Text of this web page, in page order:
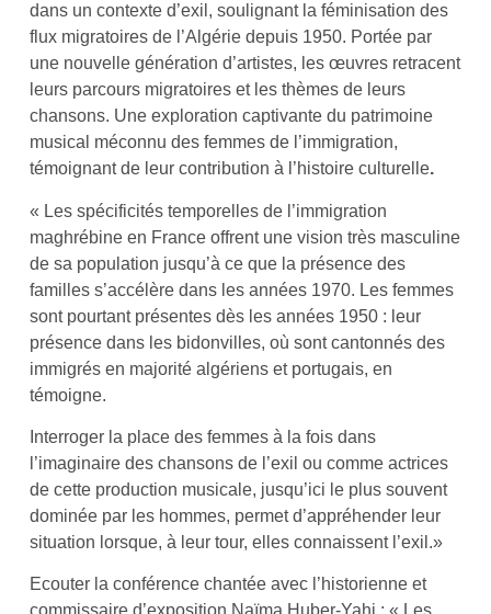
dans un contexte d’exil, soulignant la féminisation des
flux migratoires de l’Algérie depuis 1950. Portée par
une nouvelle génération d’artistes, les œuvres retracent
leurs parcours migratoires et les thèmes de leurs
chansons. Une exploration captivante du patrimoine
musical méconnu des femmes de l’immigration,
témoignant de leur contribution à l’histoire culturelle.
« Les spécificités temporelles de l’immigration
maghrébine en France offrent une vision très masculine
de sa population jusqu’à ce que la présence des
familles s’accélère dans les années 1970. Les femmes
sont pourtant présentes dès les années 1950 : leur
présence dans les bidonvilles, où sont cantonnés des
immigrés en majorité algériens et portugais, en
témoigne.
Interroger la place des femmes à la fois dans
l’imaginaire des chansons de l’exil ou comme actrices
de cette production musicale, jusqu’ici le plus souvent
dominée par les hommes, permet d’appréhender leur
situation lorsque, à leur tour, elles connaissent l’exil.»
Ecouter la conférence chantée avec l’historienne et